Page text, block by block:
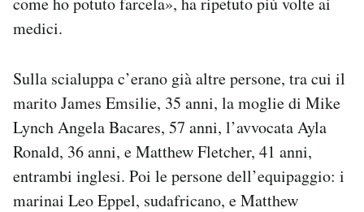
medici.
Sulla scialuppa c’erano già altre persone, tra cui il
marito James Emsilie, 35 anni, la moglie di Mike
Lynch Angela Bacares, 57 anni, l’avvocata Ayla
Ronald, 36 anni, e Matthew Fletcher, 41 anni,
entrambi inglesi. Poi le persone dell’equipaggio: i
marinai Leo Eppel, sudafricano, e Matthew